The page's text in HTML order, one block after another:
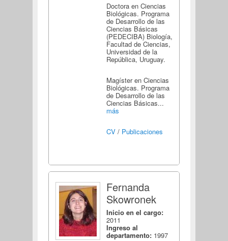
Doctora en Ciencias
Biológicas. Programa
de Desarrollo de las
Ciencias Básicas
(PEDECIBA) Biología,
Facultad de Ciencias,
Universidad de la
República, Uruguay.
Magíster en Ciencias
Biológicas. Programa
de Desarrollo de las
Ciencias Básicas...
más
CV/ Publicaciones
Fernanda
Skowronek
Inicio en el cargo:
2011
Ingreso al
departamento: 1997